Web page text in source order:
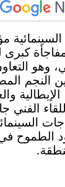
كبرى
وهو
النجم
الطموح